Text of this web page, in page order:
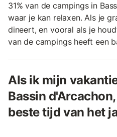
31% van de campings in
waar je kan relaxen. Als je
dineert, en vooral als je
van de campings heeft een
Als ik mijn
Bassin
beste tijd van het